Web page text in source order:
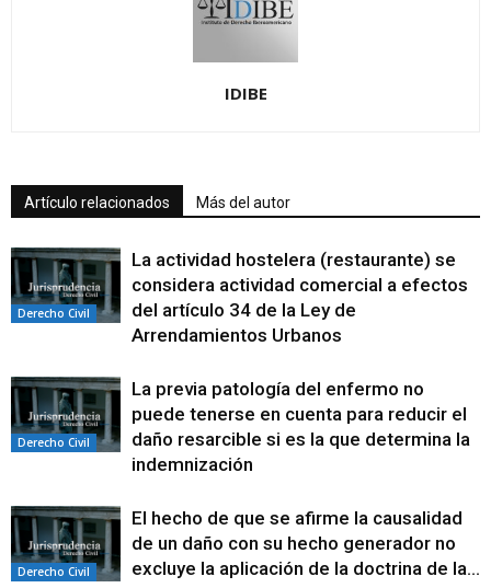
IDIBE
Artículo relacionados Más del autor
Derecho Civil
La actividad hostelera (restaurante) se
considera actividad comercial a efectos
del artículo 34 de la Ley de
Arrendamientos Urbanos
Derecho Civil
La previa patología del enfermo no
puede tenerse en cuenta para reducir el
daño resarcible si es la que determina la
indemnización
Derecho Civil
El hecho de que se afirme la causalidad
de un daño con su hecho generador no
excluye la aplicación de la doctrina de la...